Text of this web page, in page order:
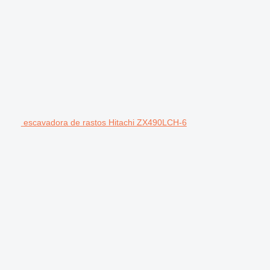
escavadora de rastos Hitachi ZX490LCH-6